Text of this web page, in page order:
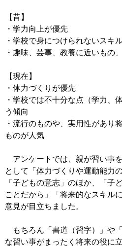
【昔】
・学力向上が優先
・学校で身につけられないスキ
・趣味、芸事、教養に近いもの
【現在】
・体力づくりが優先
・学校では不十分な点（学力、
う傾向
・流行のものや、実用性があり
ものが人気
アンケートでは、親が習い事
として「体力づくりや運動能力
「子どもの意志」のほか、「子
ことだから」「将来的なスキル
意見が目立ちました。
もちろん「書道（習字）」や
な習い事がまったく将来の役に